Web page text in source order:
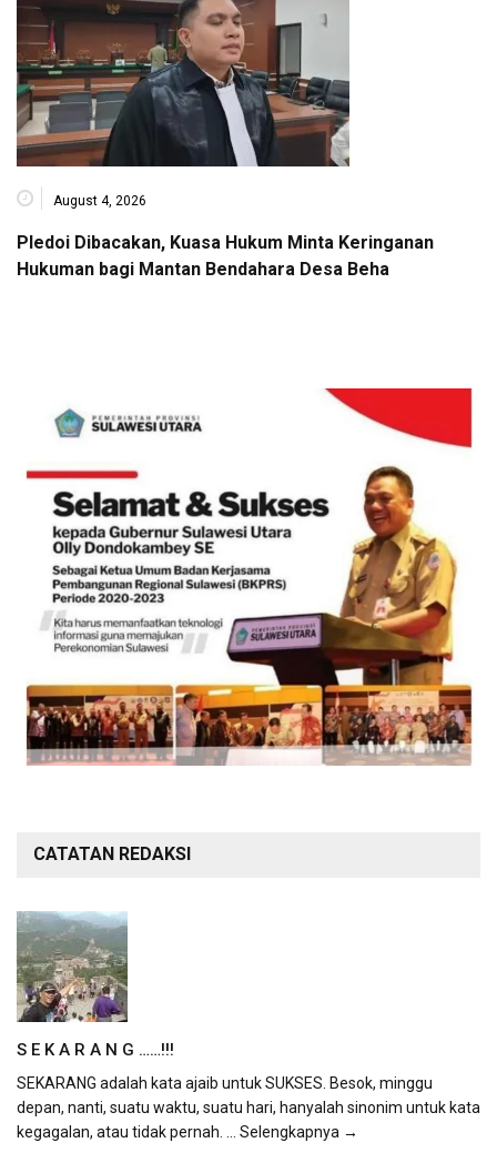
August 4, 2026
Pledoi Dibacakan, Kuasa Hukum Minta Keringanan
Hukuman bagi Mantan Bendahara Desa Beha
CATATAN REDAKSI
S E K A R A N G ……!!!
SEKARANG adalah kata ajaib untuk SUKSES. Besok, minggu
depan, nanti, suatu waktu, suatu hari, hanyalah sinonim untuk kata
kegagalan, atau tidak pernah.
... Selengkapnya →